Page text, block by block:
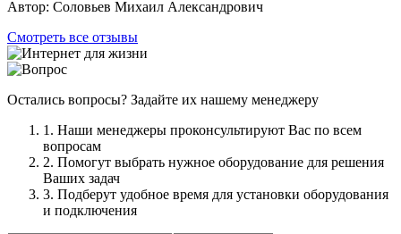
Автор: Соловьев Михаил Александрович
Смотреть все отзывы
Остались вопросы? Задайте их нашему менеджеру
1. Наши менеджеры проконсультируют Вас по всем
вопросам
2. Помогут выбрать нужное оборудование для решения
Ваших задач
3. Подберут удобное время для установки оборудования
и подключения